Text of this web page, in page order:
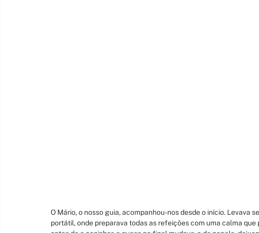
O Mário, o nosso guia, acompanhou-nos desde o início. Levava
portátil, onde preparava todas as refeições com uma calma que